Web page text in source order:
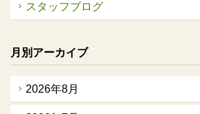
スタッフブログ
月別アーカイブ
2026年8月